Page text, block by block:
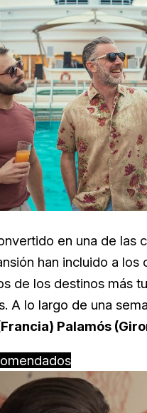
en una de las
han incluido a los
de los destinos más
A lo largo de una
Palamós